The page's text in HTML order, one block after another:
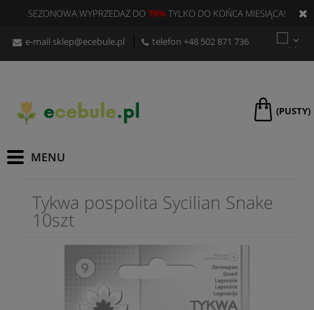
SEZONOWA WYPRZEDAŻ DO 70%TYLKO DO KOŃCA MIESIĄCA!
e-mail sklep@ecebule.pl telefon +48 502 871 736
(PUSTY)
Tykwa pospolita Sycilian Snake
10szt